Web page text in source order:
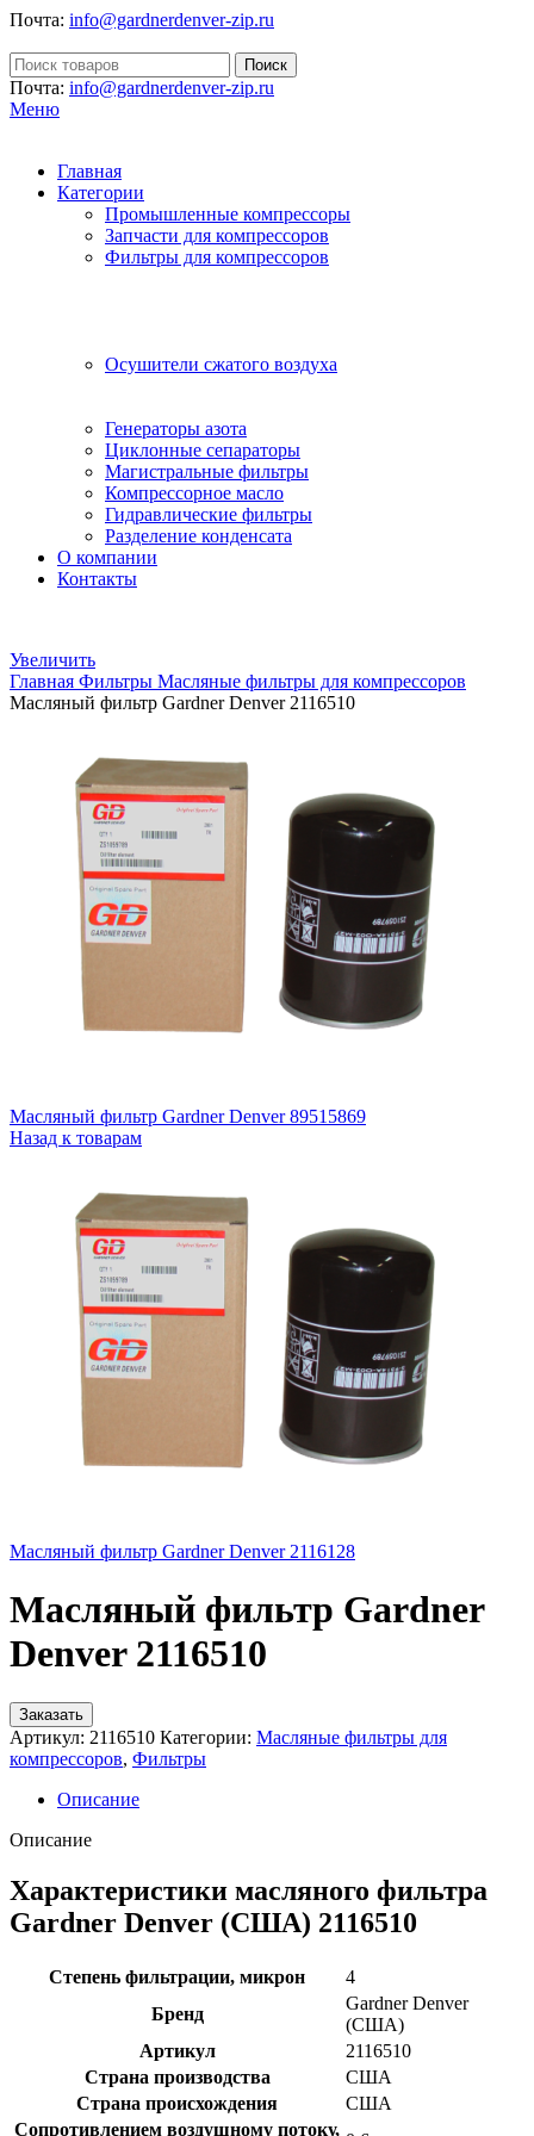
Почта: info@gardnerdenver-zip.ru
Поиск
Почта: info@gardnerdenver-zip.ru
Меню
Главная
Категории
Промышленные компрессоры
Запчасти для компрессоров
Фильтры для компрессоров
Осушители сжатого воздуха
Генераторы азота
Циклонные сепараторы
Магистральные фильтры
Компрессорное масло
Гидравлические фильтры
Разделение конденсата
О компании
Контакты
Увеличить
Главная Фильтры Масляные фильтры для компрессоров
Масляный фильтр Gardner Denver 2116510
Масляный фильтр Gardner Denver 89515869
Назад к товарам
Масляный фильтр Gardner Denver 2116128
Масляный фильтр Gardner
Denver 2116510
Заказать
Артикул: 2116510 Категории: Масляные фильтры для
компрессоров, Фильтры
Описание
Описание
Характеристики масляного фильтра
Gardner Denver (США) 2116510
Степень фильтрации, микрон
4
Бренд
Gardner Denver
(США)
Артикул
2116510
Страна производства
США
Страна происхождения
США
Сопротивлением воздушному потоку,